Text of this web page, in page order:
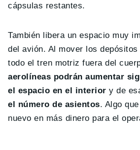
cápsulas restantes.
También libera un espacio muy
del avión. Al mover los
todo el tren motriz fuera del
aerolíneas podrán aumentar
el espacio en el interior y de
el número de asientos. Algo
nuevo en más dinero para el